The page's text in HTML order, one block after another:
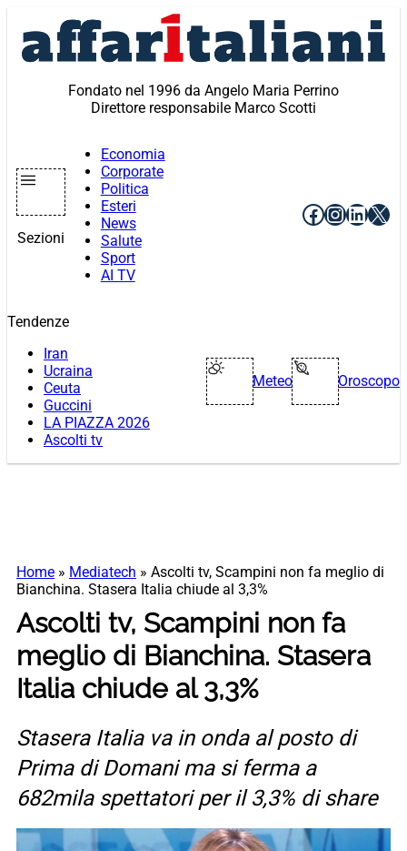
contenuto
Fondato nel 1996 da Angelo Maria Perrino
Direttore responsabile Marco Scotti
Sezioni
Economia
Corporate
Politica
Esteri
News
Salute
Sport
AI TV
Facebook
X
Tendenze
Iran
Ucraina
Ceuta
Guccini
LA PIAZZA 2026
Ascolti tv
Meteo Oroscopo
Home » Mediatech » Ascolti tv, Scampini non fa meglio di
Bianchina. Stasera Italia chiude al 3,3%
Ascolti tv, Scampini non fa
meglio di Bianchina. Stasera
Italia chiude al 3,3%
Stasera Italia va in onda al posto di
Prima di Domani ma si ferma a
682mila spettatori per il 3,3% di share